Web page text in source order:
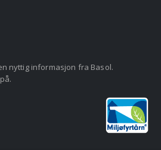
nyttig informasjon fra Basol.